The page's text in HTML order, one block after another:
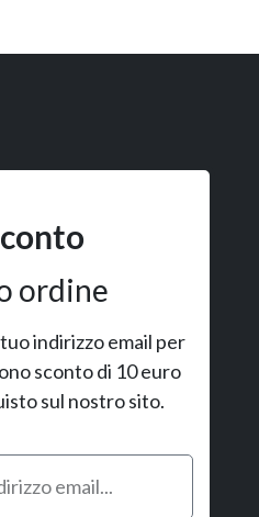
ordine
indirizzo email per
sconto di 10 euro
sul nostro sito.